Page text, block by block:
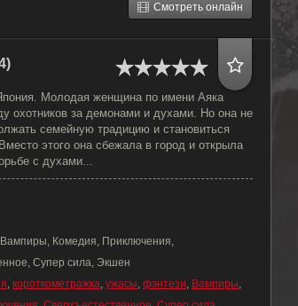
Смотреть онлайн
Молодая женщина по имени Аяка
охотников за демонами и духами. Но она не
семейную традицию и становиться
этого она сбежала в город и открыла
с духами...
Вампиры, Комедия, Приключения,
Супер сила, Экшен
, короткометражка, ужасы, фэнтези, Вампиры,